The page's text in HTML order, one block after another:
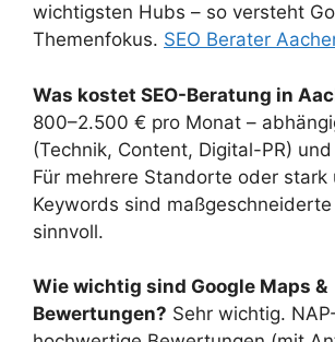
wichtigsten Hubs – so versteht
Themenfokus. SEO Berater
Was kostet SEO-Beratung in
800–2.500 € pro Monat –
(Technik, Content, Digital-PR)
Für mehrere Standorte oder stark
Keywords sind
sinnvoll.
Wie wichtig sind Google Maps &
Bewertungen? Sehr wichtig.